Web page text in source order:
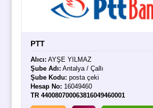
PTT
Alıcı: AYŞE YILMAZ
Şube Adı: Antalya / Çallı
Şube Kodu: posta çeki
Hesap No: 16049460
TR 440080700063816049460001